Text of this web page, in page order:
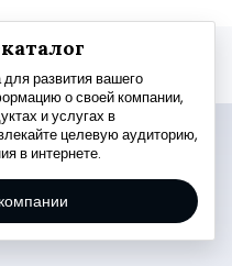
развития вашего
о своей компании,
и услугах в
целевую аудиторию,
в интернете.